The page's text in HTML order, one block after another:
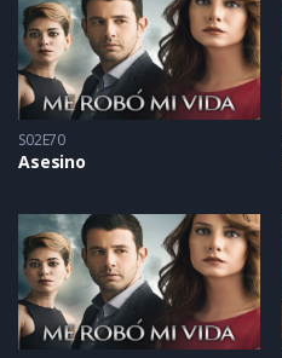
S02E70
Asesino